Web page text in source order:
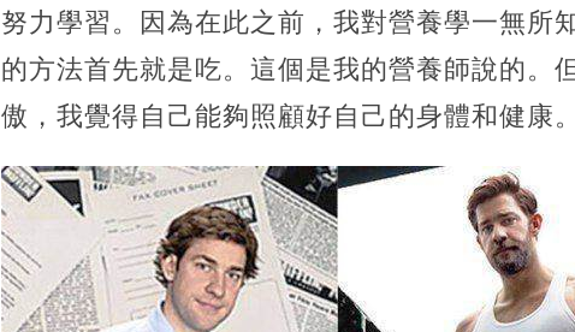
努力學習。因為在此之前，我對營養學一無所
的方法首先就是吃。這個是我的營養師說的。
傲，我覺得自己能夠照顧好自己的身體和健康。